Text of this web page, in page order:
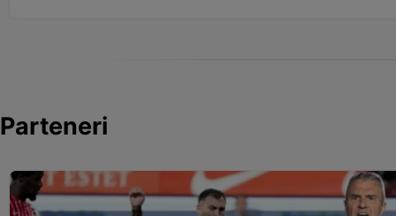
Parteneri